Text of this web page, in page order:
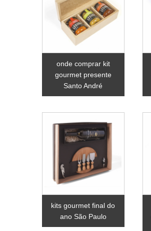
onde comprar kit
gourmet presente
Santo André
kits gourmet final do
ano São Paulo